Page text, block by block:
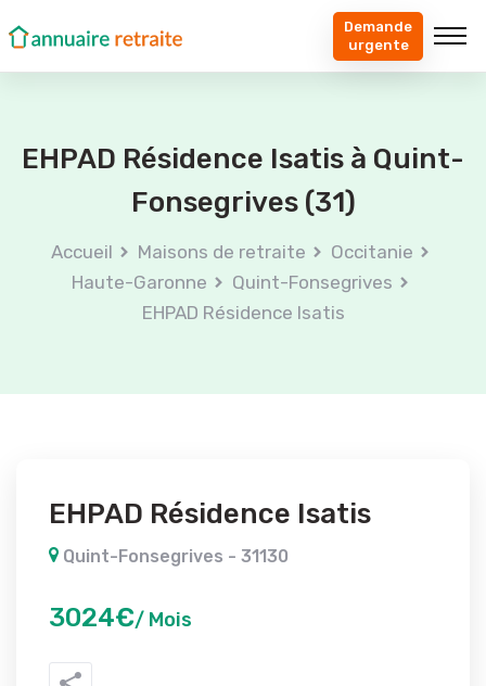
Demande
urgente
EHPAD Résidence Isatis à Quint-
Fonsegrives (31)
Accueil Maisons de retraite
Occitanie
Haute-Garonne
Quint-Fonsegrives
EHPAD Résidence Isatis
EHPAD Résidence Isatis
Quint-Fonsegrives - 31130
3024€/ Mois